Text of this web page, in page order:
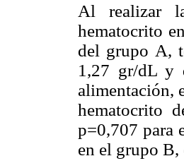
Al realizar
hematocrito
del grupo A,
1,27 gr/dL y
alimentación,
hematocrito
p=0,707 para
en el grupo